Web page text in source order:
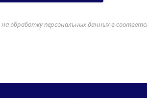
обработку персональных данных в